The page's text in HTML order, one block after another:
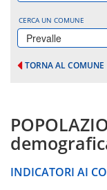
CERCA UN COMUNE
Prevalle
TORNA AL COMUNE
INDICATORI AI